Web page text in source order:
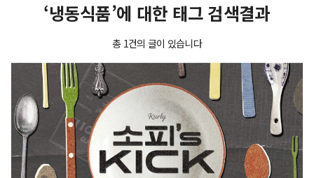
‘냉동식품’에 대한 태그 검색결과
총 1건의 글이 있습니다